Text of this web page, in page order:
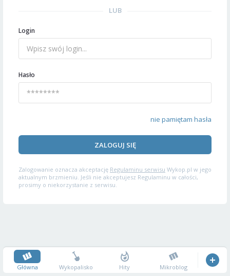
LUB
Login
Hasło
nie pamiętam hasła
ZALOGUJ SIĘ
Zalogowanie oznacza akceptację Regulaminu serwisu Wykop.pl w jego
aktualnym brzmieniu. Jeśli nie akceptujesz Regulaminu w całości,
prosimy o niekorzystanie z serwisu.
Główna Wykopalisko Hity Mikroblog